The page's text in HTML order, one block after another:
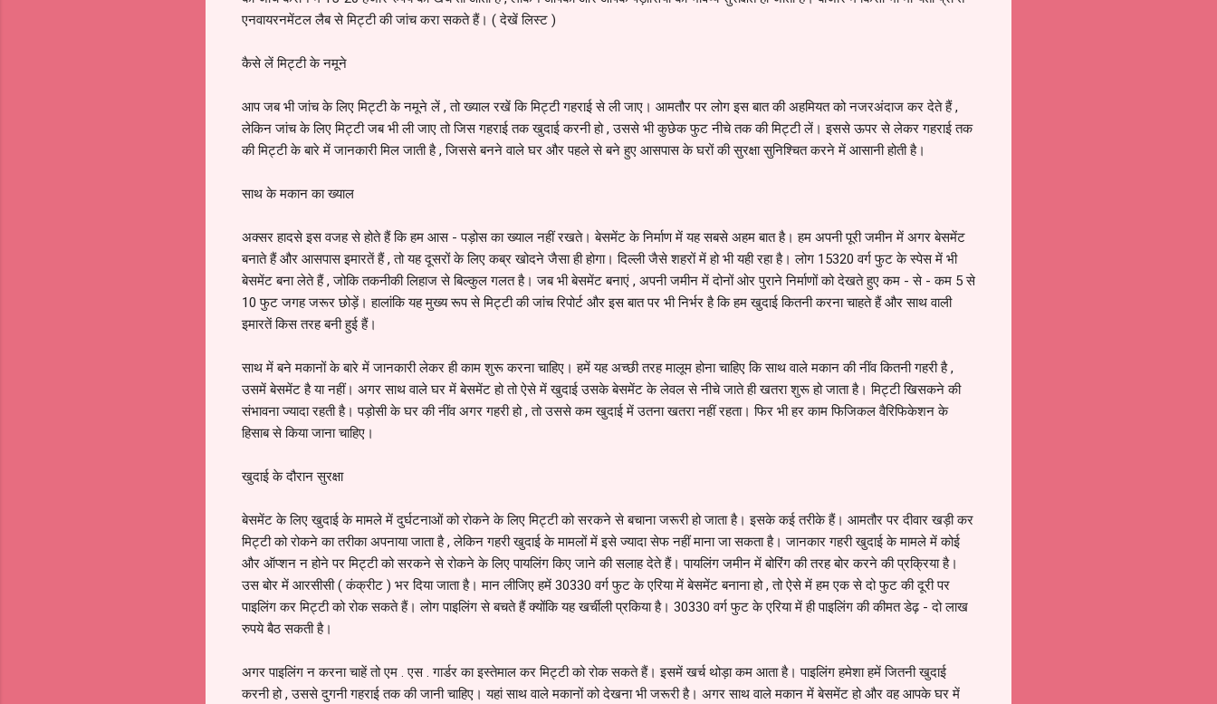
एनवायरनमेंटल लैब से मिट्टी की जांच करा सकते हैं। ( देखें लिस्ट )
कैसे लें मिट्टी के नमूने
आप जब भी जांच के लिए मिट्टी के नमूने लें , तो ख्याल रखें कि मिट्टी गहराई से ली जाए। आमतौर पर लोग इस बात की अहमियत को नजरअंदाज कर देते हैं ,
लेकिन जांच के लिए मिट्टी जब भी ली जाए तो जिस गहराई तक खुदाई करनी हो , उससे भी कुछेक फुट नीचे तक की मिट्टी लें। इससे ऊपर से लेकर गहराई तक
की मिट्टी के बारे में जानकारी मिल जाती है , जिससे बनने वाले घर और पहले से बने हुए आसपास के घरों की सुरक्षा सुनिश्चित करने में आसानी होती है।
साथ के मकान का ख्याल
अक्सर हादसे इस वजह से होते हैं कि हम आस - पड़ोस का ख्याल नहीं रखते। बेसमेंट के निर्माण में यह सबसे अहम बात है। हम अपनी पूरी जमीन में अगर बेसमेंट
बनाते हैं और आसपास इमारतें हैं , तो यह दूसरों के लिए कब्र खोदने जैसा ही होगा। दिल्ली जैसे शहरों में हो भी यही रहा है। लोग 15320 वर्ग फुट के स्पेस में भी
बेसमेंट बना लेते हैं , जोकि तकनीकी लिहाज से बिल्कुल गलत है। जब भी बेसमेंट बनाएं , अपनी जमीन में दोनों ओर पुराने निर्माणों को देखते हुए कम - से - कम 5 से
10 फुट जगह जरूर छोड़ें। हालांकि यह मुख्य रूप से मिट्टी की जांच रिपोर्ट और इस बात पर भी निर्भर है कि हम खुदाई कितनी करना चाहते हैं और साथ वाली
इमारतें किस तरह बनी हुई हैं।
साथ में बने मकानों के बारे में जानकारी लेकर ही काम शुरू करना चाहिए। हमें यह अच्छी तरह मालूम होना चाहिए कि साथ वाले मकान की नींव कितनी गहरी है ,
उसमें बेसमेंट है या नहीं। अगर साथ वाले घर में बेसमेंट हो तो ऐसे में खुदाई उसके बेसमेंट के लेवल से नीचे जाते ही खतरा शुरू हो जाता है। मिट्टी खिसकने की
संभावना ज्यादा रहती है। पड़ोसी के घर की नींव अगर गहरी हो , तो उससे कम खुदाई में उतना खतरा नहीं रहता। फिर भी हर काम फिजिकल वैरिफिकेशन के
हिसाब से किया जाना चाहिए।
खुदाई के दौरान सुरक्षा
बेसमेंट के लिए खुदाई के मामले में दुर्घटनाओं को रोकने के लिए मिट्टी को सरकने से बचाना जरूरी हो जाता है। इसके कई तरीके हैं। आमतौर पर दीवार खड़ी कर
मिट्टी को रोकने का तरीका अपनाया जाता है , लेकिन गहरी खुदाई के मामलों में इसे ज्यादा सेफ नहीं माना जा सकता है। जानकार गहरी खुदाई के मामले में कोई
और ऑप्शन न होने पर मिट्टी को सरकने से रोकने के लिए पायलिंग किए जाने की सलाह देते हैं। पायलिंग जमीन में बोरिंग की तरह बोर करने की प्रक्रिया है।
उस बोर में आरसीसी ( कंक्रीट ) भर दिया जाता है। मान लीजिए हमें 30330 वर्ग फुट के एरिया में बेसमेंट बनाना हो , तो ऐसे में हम एक से दो फुट की दूरी पर
पाइलिंग कर मिट्टी को रोक सकते हैं। लोग पाइलिंग से बचते हैं क्योंकि यह खर्चीली प्रकिया है। 30330 वर्ग फुट के एरिया में ही पाइलिंग की कीमत डेढ़ - दो लाख
रुपये बैठ सकती है।
अगर पाइलिंग न करना चाहें तो एम . एस . गार्डर का इस्तेमाल कर मिट्टी को रोक सकते हैं। इसमें खर्च थोड़ा कम आता है। पाइलिंग हमेशा हमें जितनी खुदाई
करनी हो , उससे दुगनी गहराई तक की जानी चाहिए। यहां साथ वाले मकानों को देखना भी जरूरी है। अगर साथ वाले मकान में बेसमेंट हो और वह आपके घर में